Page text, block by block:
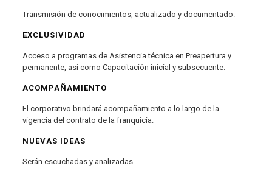
Transmisión de conocimientos, actualizado y documentado.
EXCLUSIVIDAD
Acceso a programas de Asistencia técnica en Preapertura y
permanente, así como Capacitación inicial y subsecuente.
ACOMPAÑAMIENTO
El corporativo brindará acompañamiento a lo largo de la
vigencia del contrato de la franquicia.
NUEVAS IDEAS
Serán escuchadas y analizadas.